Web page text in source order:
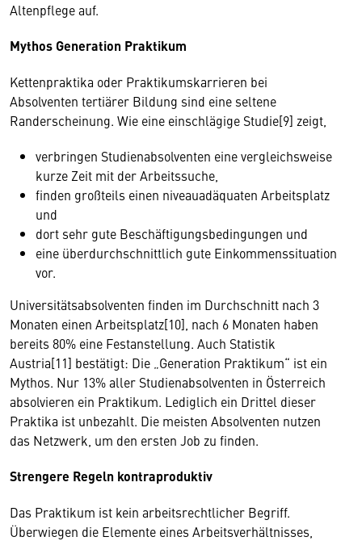
Altenpflege auf.
Mythos Generation Praktikum
Kettenpraktika oder Praktikumskarrieren bei
Absolventen tertiärer Bildung sind eine seltene
Randerscheinung. Wie eine einschlägige Studie[9] zeigt,
verbringen Studienabsolventen eine vergleichsweise
kurze Zeit mit der Arbeitssuche,
finden großteils einen niveauadäquaten Arbeitsplatz
und
dort sehr gute Beschäftigungsbedingungen und
eine überdurchschnittlich gute Einkommenssituation
vor.
Universitätsabsolventen finden im Durchschnitt nach 3
Monaten einen Arbeitsplatz[10], nach 6 Monaten haben
bereits 80% eine Festanstellung. Auch Statistik
Austria[11] bestätigt: Die „Generation Praktikum“ ist ein
Mythos. Nur 13% aller Studienabsolventen in Österreich
absolvieren ein Praktikum. Lediglich ein Drittel dieser
Praktika ist unbezahlt. Die meisten Absolventen nutzen
das Netzwerk, um den ersten Job zu finden.
Strengere Regeln kontraproduktiv
Das Praktikum ist kein arbeitsrechtlicher Begriff.
Überwiegen die Elemente eines Arbeitsverhältnisses,